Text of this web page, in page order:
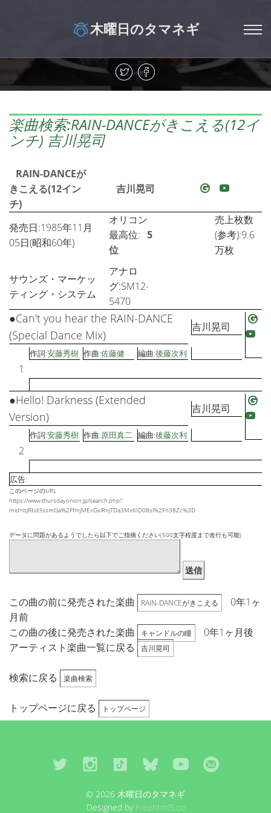
木曜日のタマネギ
楽曲検索:RAIN-DANCEがきこえる(12イ
ンチ) 吉川晃司
RAIN-DANCEが
きこえる(12イン
チ)
吉川晃司
発売日:1985年11月
05日(昭和60年)
オリコン
最高位: 5
位
売上枚数
(参考):9.6
万枚
サウンズ・マーケッ
ティング・システム
アナロ
グ:SM12-
5470
1
●Can't you hear the RAIN-DANCE
(Special Dance Mix)
吉川晃司
作詞:安藤秀樹 作曲:佐藤健 編曲:後藤次利
2
●Hello! Darkness (Extended
Version)
吉川晃司
作詞:安藤秀樹 作曲:原田真二 編曲:後藤次利
広告:
このページのURL
https://www.thursdayonion.jp/search.php?
mid=bjRbd3ssmGa%2FfmjMEvGxlRnjTDa3Mx6ID08sl%2Fn38Zc%3D
データに問題があるようでしたら以下でご指摘ください(500文字程度まで改行も可能)
送信
この曲の前に発売された楽曲 RAIN-DANCEがきこえる
0年1ヶ
月前
この曲の後に発売された楽曲
キャンドルの瞳
0年1ヶ月後
アーティスト楽曲一覧に戻る
吉川晃司
検索に戻る 楽曲検索
トップページに戻る トップページ
© 2026 木曜日のタマネギ
Designed by Freehtml5.co